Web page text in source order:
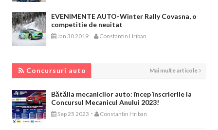
EVENIMENTE AUTO-Winter Rally Covasna, o
competitie de neuitat
Jan 30 2019 - Constantin Hriban
Concursuri auto Mai multe articole
Bătălia mecanicilor auto: încep înscrierile la
Concursul Mecanicul Anului 2023!
Sep 25 2023 - Constantin Hriban